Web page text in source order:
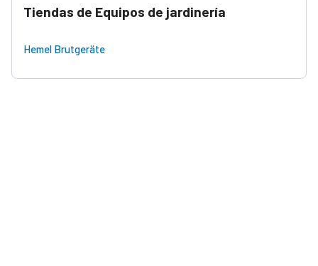
Tiendas de Equipos de jardinería
Hemel Brutgeräte